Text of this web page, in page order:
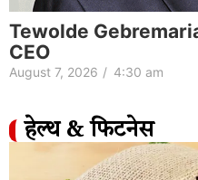
Tewolde
CEO
August 7, 2026 / 4:30 am
हेल्थ & फिटनेस